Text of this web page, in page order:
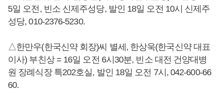
5일 오전, 빈소 신제주성당, 발인 18일 오전 10시 신제주
성당, 010-2376-5230.
△한만우(한국신약 회장)씨 별세, 한상욱(한국신약 대표
이사) 부친상 = 16일 오전 6시30분, 빈소 대전 건양대병
원 장례식장 특202호실, 발인 18일 오전 7시, 042-600-66
60.